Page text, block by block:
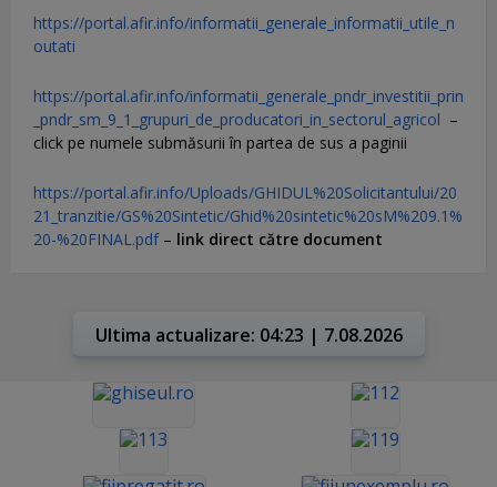
https://portal.afir.info/informatii_generale_informatii_utile_n
outati
https://portal.afir.info/informatii_generale_pndr_investitii_prin
_pndr_sm_9_1_grupuri_de_producatori_in_sectorul_agricol –
click pe numele submăsurii în partea de sus a paginii
https://portal.afir.info/Uploads/GHIDUL%20Solicitantului/20
21_tranzitie/GS%20Sintetic/Ghid%20sintetic%20sM%209.1%
20-%20FINAL.pdf– link direct către document
Ultima actualizare: 04:23 | 7.08.2026